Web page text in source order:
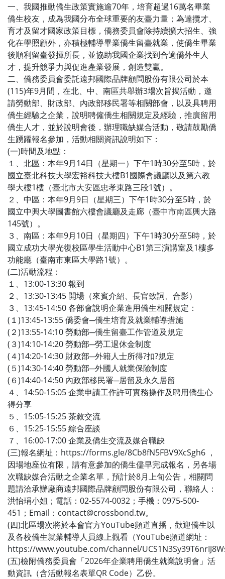
一、我國推動僑生政策實施逾70年，培育超過16萬名畢業
僑生校友，成為我國分布全球重要的友臺力量；為達攬才、
育才及留才國家政策目標，僑務委員會除持續擴大招生、強
化在學照顧外，亦積極輔導畢業僑生留臺就業，使僑生畢業
後順利留臺發揮所長，並協助我國企業找到合適僑外生人
才，提升競爭力與促進產業發展，創造雙贏。
二、僑務委員會委託遠邦國際品牌顧問股份有限公司於本
(115)年9月間，在北、中、南區共舉辦3場次旨揭活動，邀
請勞動部、財政部、內政部移民署等相關部會，以及具聘用
僑生經驗之企業，說明聘僱僑生相關規定及經驗，推廣留用
僑生人才，並於說明會後，辦理職缺媒合活動，敬請鼓勵僑
生踴躍報名參加，活動相關資訊說明如下：
(一)時間及地點：
１、北區：本年9月14日（星期一）下午1時30分至5時，於
國立臺北科技大學宏裕科技大樓B1國際會議廳以及第六教
學大樓1樓（臺北市大安區忠孝東路三段1號）。
２、中區：本年9月9日（星期三）下午1時30分至5時，於
國立中興大學圖書館六樓會議廳及走廊（臺中市南區興大路
145號）。
３、南區：本年9月10日（星期四）下午1時30分至5時，於
國立成功大學光復校區學生活動中心B1第三演講室及1樓多
功能廳（臺南市東區大學路1號）。
(二)活動流程：
１、13:00-13:30 報到
２、13:30-13:45 開場（來賓介紹、長官致詞、合影）
３、13:45-14:50 各部會說明企業進用僑生相關規定：
(１)13:45-13:55 僑委會─僑生培育及就業輔導措施
(２)13:55-14:10 勞動部─僑生留臺工作管道及規定
(３)14:10-14:20 勞動部─勞工退休金制度
(４)14:20-14:30 財政部─外籍人士所得?扣?規定
(５)14:30-14:40 勞動部─外國人就業保險制度
(６)14:40-14:50 內政部移民署─居留及永久居留
４、14:50-15:05 企業申請工作許可實務操作及聘用僑生心
得分享
５、15:05-15:25 茶敘交流
６、15:25-15:55 綜合座談
７、16:00-17:00 企業及僑生交流及媒合職缺
(三)報名網址：https://forms.gle/8Cb8fN5FBV9XcSgh6 ，
因場地座位有限，請有意參加的僑生儘早完成報名，另各場
次職缺媒合活動之企業名單，預計於8月上旬公告，相關問
題請洽承辦廠商遠邦國際品牌顧問股份有限公司，聯絡人：
洪怡琄小姐；電話：02-5574-0032；手機：0975-500-
451；Email：contact@crossbond.tw。
(四)北區場次將於本會官方YouTube頻道直播，歡迎僑生以
及各校僑生就業輔導人員線上觀看（YouTube頻道網址：
https://www.youtube.com/channel/
(五)檢附僑務委員會「2026年企業聘用僑生就業說明會」活
動資訊（含活動報名表單QR Code）乙份。